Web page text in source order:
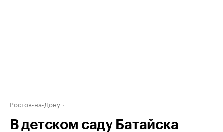
Ростов-на-Дону
В детском саду Батайска